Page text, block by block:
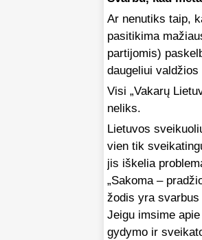
Ar nenutiks taip,
pasitikima
partijomis)
daugeliui valdžios
Visi „Vakarų
neliks.
Lietuvos
vien tik
jis iškelia
„Sakoma –
žodis yra
Jeigu imsime
gydymo ir